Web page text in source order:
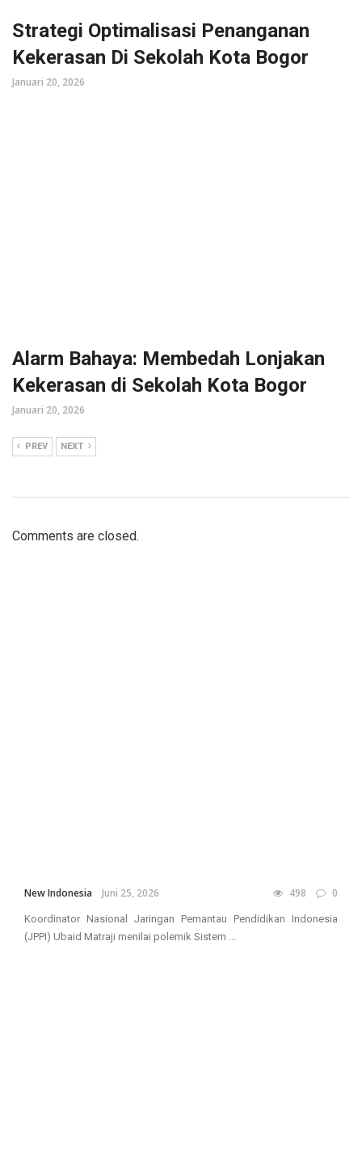
Strategi Optimalisasi Penanganan
Kekerasan Di Sekolah Kota Bogor
Januari 20, 2026
Alarm Bahaya: Membedah Lonjakan
Kekerasan di Sekolah Kota Bogor
Januari 20, 2026
PREV NEXT
Comments are closed.
New Indonesia Juni 25, 2026 498 0
Koordinator Nasional Jaringan Pemantau Pendidikan Indonesia
(JPPI) Ubaid Matraji menilai polemik Sistem ...